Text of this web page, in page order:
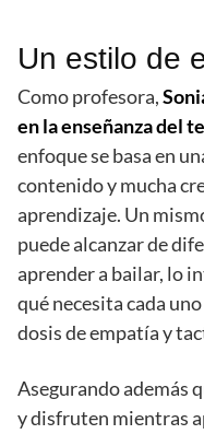
Un estilo de
Como profesora,
en la enseñanza del
enfoque se basa en
contenido y mucha
aprendizaje. Un
puede alcanzar de
aprender a bailar, lo
qué necesita cada
dosis de empatía y
Asegurando además
y disfruten mientras